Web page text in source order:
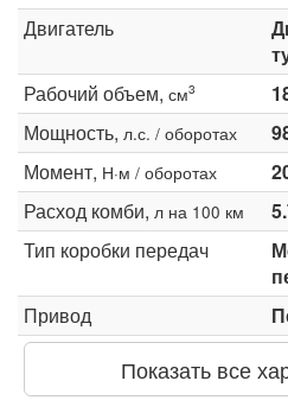
Двигатель
Рабочий объем, см3
Мощность, л.с. / оборотах
Момент, Н·м / оборотах
Расход комби, л на 100 км
Тип коробки передач
Привод
Показать все